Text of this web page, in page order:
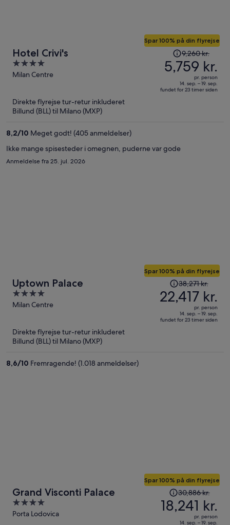
Hotel Crivi's
4
out
Milan Centre
Spar 100% på din flyrejse
Prisen
var
9,260 kr.,
prisen
er
9,260 kr.
5,759 kr.
pr. person
14. sep. – 19. sep.
fundet for 23 timer siden
Direkte flyrejse tur-retur inkluderet
Billund (BLL) til Milano (MXP)
8,2/10 Meget godt! (405 anmeldelser)
Ikke mange spisesteder i omegnen, puderne var gode
Anmeldelse fra 25. jul. 2026
Uptown Palace
4
out
5
Milan Centre
Spar 100% på din flyrejse
Prisen
var
38,271 kr.,
prisen
er
38,271 kr.
22,417 kr.
pr. person
14. sep. – 19. sep.
fundet for 23 timer siden
Direkte flyrejse tur-retur inkluderet
Billund (BLL) til Milano (MXP)
8,6/10 Fremragende! (1.018 anmeldelser)
Grand Visconti Palace
4
out
Porta Lodovica
Spar 100% på din flyrejse
Prisen
var
30,886 kr.,
30,886 kr.
18,241 kr.
pr. person
14. sep. – 19. sep.